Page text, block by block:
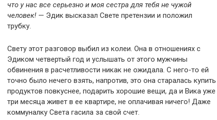
что у нас все серьезно и моя сестра для тебя не чужой
человек! — Эдик высказал Свете претензии и положил
трубку.
Свету этот разговор выбил из колеи. Она в отношениях с
Эдиком четвертый год и услышать от этого мужчины
обвинения в расчетливости никак не ожидала. С него-то ей
точно было нечего взять, напротив, это она старалась купить
продуктов повкуснее, подарить хорошие вещи, да и Вика уже
три месяца живет в ее квартире, не оплачивая ничего! Даже
коммуналку Света гасила за свой счет.